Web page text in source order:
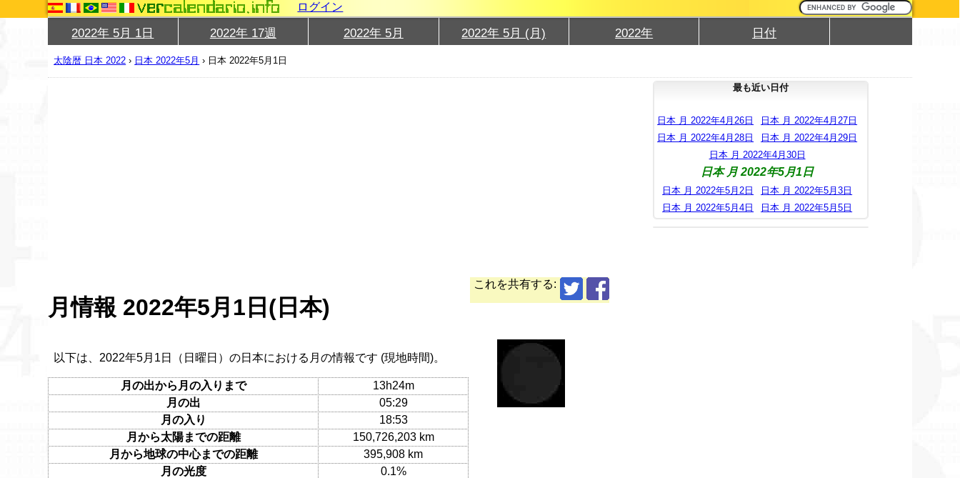
ログイン
2022年 5月 1日 2022年 17週 2022年 5月 2022年 5月 (月) 2022年 日付
太陰暦 日本 2022 › 日本 2022年5月 › 日本 2022年5月1日
これを共有する:
月情報 2022年5月1日(日本)
以下は、2022年5月1日（日曜日）の日本における月の情報です (現地時間)。
月の出から月の入りまで
13h24m
月の出
05:29
月の入り
18:53
月から太陽までの距離
150,726,203 km
月から地球の中心までの距離
395,908 km
月の光度
0.1%
最も近い日付
日本 月 2022年4月26日
日本 月 2022年4月27日
日本 月 2022年4月28日
日本 月 2022年4月29日
日本 月 2022年4月30日
日本 月 2022年5月1日
日本 月 2022年5月2日
日本 月 2022年5月3日
日本 月 2022年5月4日
日本 月 2022年5月5日